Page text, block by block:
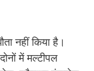
नहीं किया है।
में मल्टीपल